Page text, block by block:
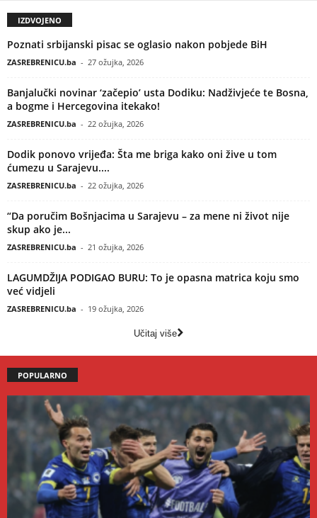
IZDVOJENO
Poznati srbijanski pisac se oglasio nakon pobjede BiH
ZASREBRENICU.ba - 27 ožujka, 2026
Banjalučki novinar ‘začepio’ usta Dodiku: Nadživjeće te Bosna,
a bogme i Hercegovina itekako!
ZASREBRENICU.ba - 22 ožujka, 2026
Dodik ponovo vrijeđa: Šta me briga kako oni žive u tom
ćumezu u Sarajevu....
ZASREBRENICU.ba - 22 ožujka, 2026
“Da poručim Bošnjacima u Sarajevu – za mene ni život nije
skup ako je...
ZASREBRENICU.ba - 21 ožujka, 2026
LAGUMDŽIJA PODIGAO BURU: To je opasna matrica koju smo
već vidjeli
ZASREBRENICU.ba - 19 ožujka, 2026
Učitaj više
POPULARNO